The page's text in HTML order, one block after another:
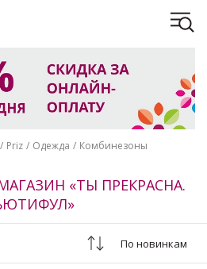
Priz Одежда Комбинезоны
«ТЫ ПРЕКРАСНА.
По новинкам